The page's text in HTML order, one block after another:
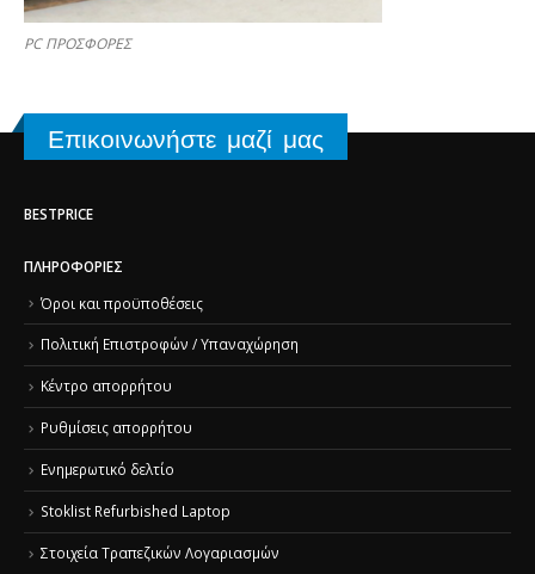
PC ΠΡΟΣΦΟΡΕΣ
Επικοινωνήστε μαζί μας
BESTPRICE
ΠΛΗΡΟΦΟΡΊΕΣ
Όροι και προϋποθέσεις
Πολιτική Επιστροφών / Υπαναχώρηση
Κέντρο απορρήτου
Ρυθμίσεις απορρήτου
Ενημερωτικό δελτίο
Stoklist Refurbished Laptop
Στοιχεία Τραπεζικών Λογαριασμών